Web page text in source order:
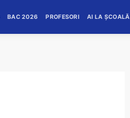
BAC 2026 PROFESORI AI LA ȘCOALĂ